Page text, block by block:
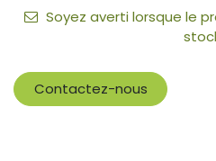
Soyez averti lorsque le
Contactez-nous